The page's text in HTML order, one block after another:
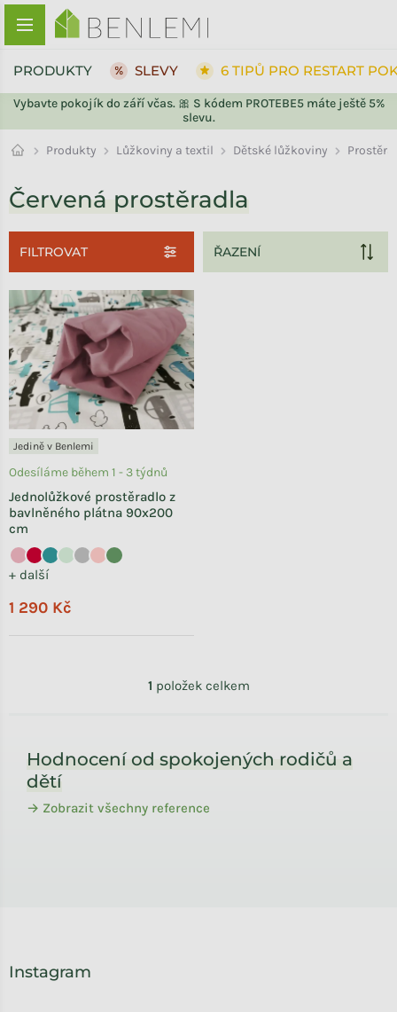
Přejít na obsah
Vybavte pokojík do září včas. 🎀 S kódem PROTEBE5 máte ještě 5%
slevu.
PRODUKTY SLEVY 6 TIPŮ PRO RESTART
Produkty Lůžkoviny a textil Dětské lůžkoviny
Červená prostěradla
FILTROVAT
Výpis produktů
Jedině v Benlemi
Jednolůžkové prostěradlo z
bavlněného plátna 90x200
cm
+ další
Odesíláme během 1 - 3 týdnů
1 290 Kč
1 položek celkem
Hodnocení od spokojených rodičů a
dětí
→ Zobrazit všechny reference
Instagram